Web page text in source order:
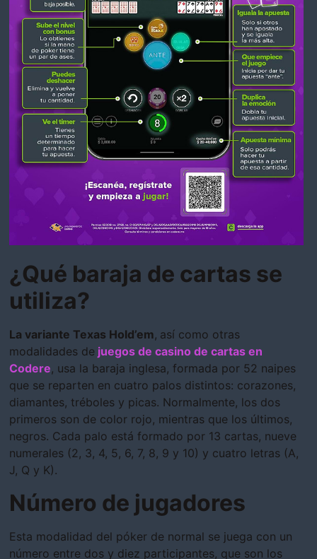
¿Qué baraja de cartas se
utiliza?
La variante Texas Hold’em, así como otras
modalidades de juegos de casino de cartas en
Codere, usa la baraja inglesa, formada por 52 naipes
que se reparten en cuatro palos distintos: corazones,
diamantes, tréboles y picas. Normalmente, los dos
primeros son de color rojo, mientras que los últimos,
negros. Cada palo está formado por 13 cartas, nueve
numerales (2, 3, 4, 5, 6, 7, 8, 9 y 10) y cuatro letras (A,
J, Q y K).
Número de jugadores
Esta modalidad del póker de normal se juega con un
número entre dos y diez participantes, que son los